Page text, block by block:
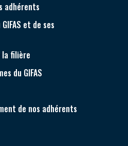
adhérents
et de ses
la filière
du GIFAS
de nos adhérents